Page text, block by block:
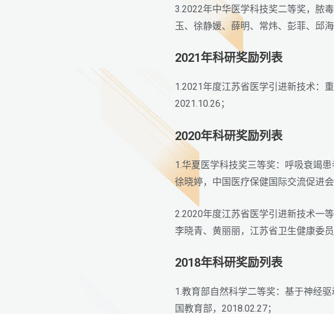
3.2022年中华医学科技奖二等奖，脓
玉、徐静媛、薛明、常炜、彭菲、邱
2021年科研奖励列表
1.2021年度江苏省医学引进新技术：
2021.10.26；
2020年科研奖励列表
1.华夏医学科技奖三等奖：呼吸衰竭
徐晓婷，中国医疗保健国际交流促进会
2.2020年度江苏省医学引进新技术一
李晓青、黄丽丽，江苏省卫生健康委员
2018年科研奖励列表
1.教育部自然科学二等奖：基于神经
国教育部，2018.02.27；